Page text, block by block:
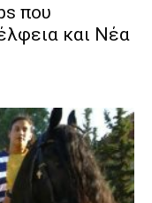
που
και Νέα